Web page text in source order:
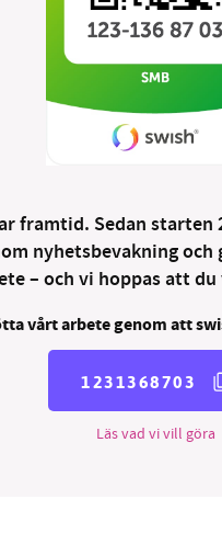
framtid. Sedan
nyhetsbevakning
– och vi hoppas att
vårt arbete genom att
1231368703
Läs vad vi vill göra